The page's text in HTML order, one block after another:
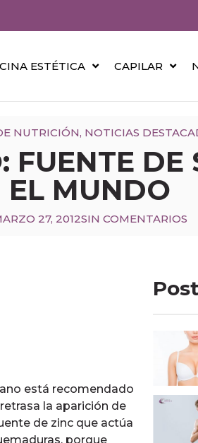
ESTÉTICA CAPILAR
NUTRICIÓN, NOTICIAS
FUENTE
EL MUNDO
27, 2012SIN COMENTARIOS
está recomendado
la aparición de
de zinc que actúa
porque